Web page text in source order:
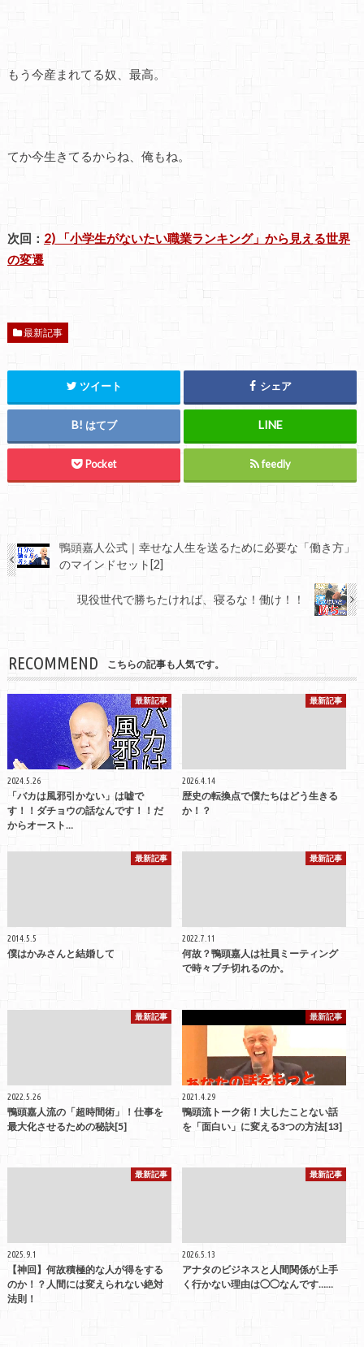
もう今産まれてる奴、最高。
てか今生きてるからね、俺もね。
次回： 2)
「小学生がないたい職業ランキング」から見える世界
の変遷
最新記事
ツイート シェア
はてブ
Pocket feedly
鴨頭嘉人公式｜幸せな人生を送るために必要な「働き方」
のマインドセット[2]
現役世代で勝ちたければ、寝るな！働け！！
RECOMMEND こちらの記事も人気です。
最新記事
2024.5.26
「バカは風邪引かない」は嘘で
す！！ダチョウの話なんです！！だ
からオースト…
最新記事
2026.4.14
歴史の転換点で僕たちはどう生きる
か！？
最新記事
2014.5.5
僕はかみさんと結婚して
最新記事
2022.7.11
何故？鴨頭嘉人は社員ミーティング
で時々ブチ切れるのか。
最新記事
2022.5.26
鴨頭嘉人流の「超時間術」！仕事を
最大化させるための秘訣[5]
最新記事
2021.4.29
鴨頭流トーク術！大したことない話
を「面白い」に変える3つの方法[13]
最新記事
2025.9.1
【神回】何故積極的な人が得をする
のか！？人間には変えられない絶対
法則！
最新記事
2026.5.13
アナタのビジネスと人間関係が上手
く行かない理由は◯◯なんです……